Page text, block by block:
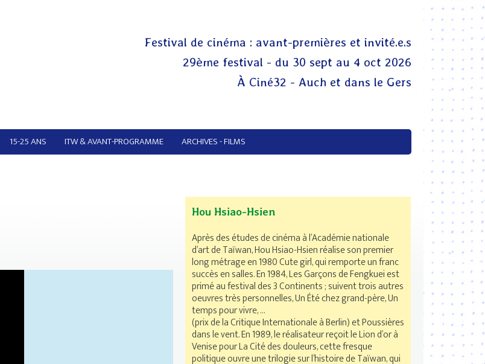
Festival de cinéma : avant-premières et invité.e.s
29ème festival - du 30 sept au 4 oct 2026
À Ciné32 - Auch et dans le Gers
15-25 ANS ITW & AVANT-PROGRAMME ARCHIVES - FILMS
Hou Hsiao-Hsien
Après des études de cinéma à l’Académie nationale
d’art de Taïwan, Hou Hsiao-Hsien réalise son premier
long métrage en 1980 Cute girl, qui remporte un franc
succès en salles. En 1984, Les Garçons de Fengkuei est
primé au festival des 3 Continents ; suivent trois autres
oeuvres très personnelles, Un Été chez grand-père, Un
temps pour vivre, …
(prix de la Critique Internationale à Berlin) et Poussières
dans le vent. En 1989, le réalisateur reçoit le Lion d’or à
Venise pour La Cité des douleurs, cette fresque
politique ouvre une trilogie sur l’histoire de Taïwan, qui